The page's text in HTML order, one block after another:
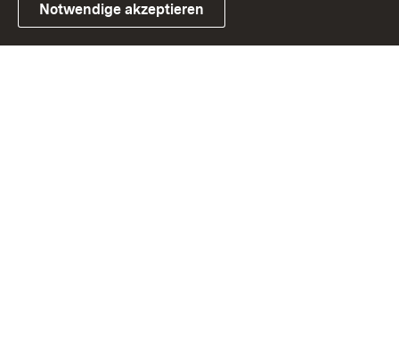
Link zum Landesportal
Notwendige akzeptieren